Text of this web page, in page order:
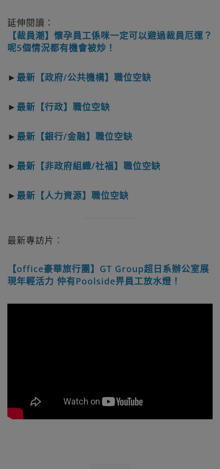
延伸閱讀：
【裁員潮】懷孕員工係咪一定可以避過裁員厄運？
呢5個情況都有機會被炒！
► 最新【政府/公共機構】職位空缺
► 最新【行政】職位空缺
► 最新【銀行/金融】職位空缺
► 最新【非政府組織/社福】職位空缺
► 最新【人力資源】職位空缺
最新專訪片︰
【office豪華旅行團】GT Group超日系辦公室展
現年輕活力 仲有Poolside畀員工放水燈！